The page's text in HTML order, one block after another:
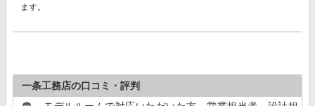
ます。
一条工務店の口コミ・評判